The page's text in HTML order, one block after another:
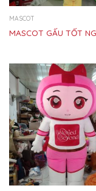
MASCOT
MASCOT GẤU TỐT